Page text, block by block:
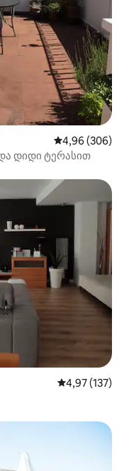
საშუალო
4,96 (306)
დიდი ტერასით
საშუალო
4,97 (137)